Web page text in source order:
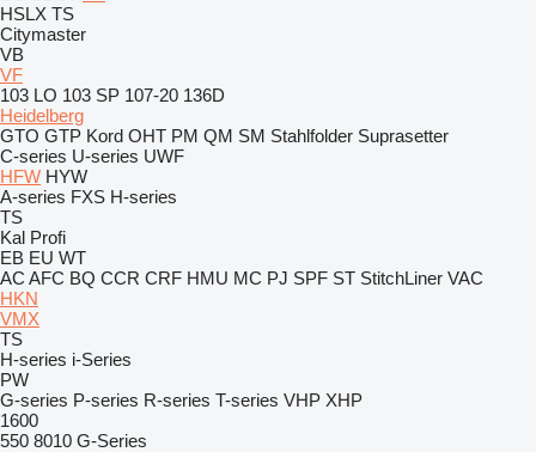
HSLX TS
Citymaster
VB
VF
103 LO 103 SP 107-20 136D
Heidelberg
GTO GTP Kord OHT PM QM SM Stahlfolder Suprasetter
C-series U-series UWF
HFW HYW
A-series FXS H-series
TS
Kal Profi
EB EU WT
AC AFC BQ CCR CRF HMU MC PJ SPF ST StitchLiner VAC
HKN
VMX
TS
H-series i-Series
PW
G-series P-series R-series T-series VHP XHP
1600
550 8010 G-Series